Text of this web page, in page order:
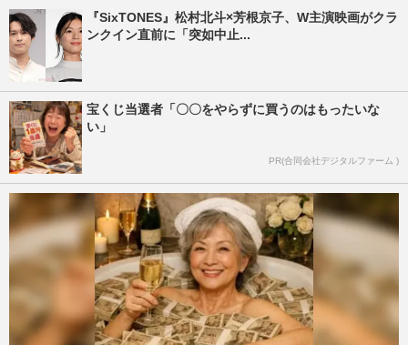
『SixTONES』松村北斗×芳根京子、W主演映画がクラ
ンクイン直前に「突如中止...
宝くじ当選者「〇〇をやらずに買うのはもったいな
い」
PR(合同会社デジタルファーム )